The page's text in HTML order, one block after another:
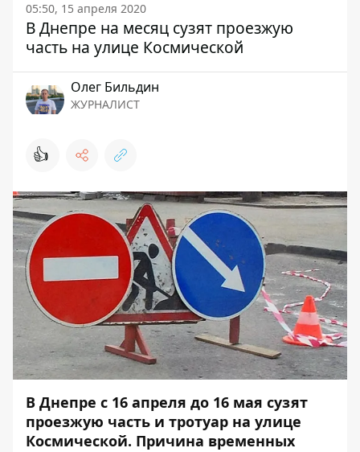
05:50, 15 апреля 2020
В Днепре на месяц сузят проезжую
часть на улице Космической
Олег Бильдин
ЖУРНАЛИСТ
👍
В Днепре с 16 апреля до 16 мая сузят
проезжую часть и тротуар на улице
Космической. Причина временных